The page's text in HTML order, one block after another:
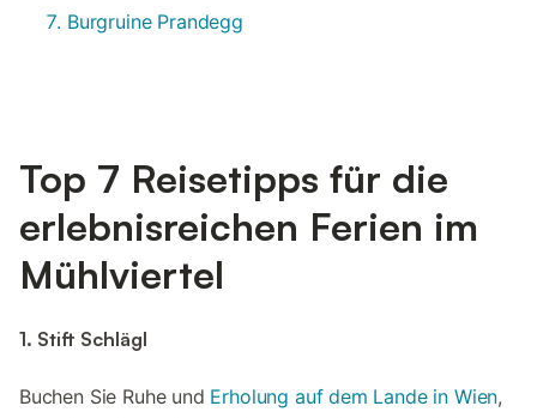
Burgruine Prandegg
Top 7 Reisetipps für die
erlebnisreichen Ferien im
Mühlviertel
1. Stift Schlägl
Buchen Sie Ruhe und Erholung auf dem Lande in Wien,